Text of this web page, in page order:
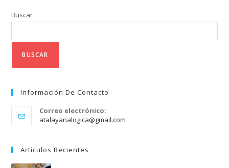
Buscar
BUSCAR
Información De Contacto
Correo electrónico:
atalayanalogica@gmail.com
Artículos Recientes